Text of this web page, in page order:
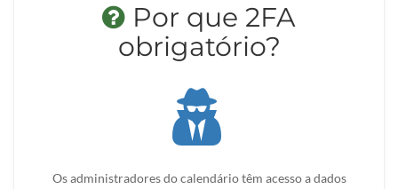
Por que 2FA
obrigatório?
Os administradores do calendário têm acesso a dados